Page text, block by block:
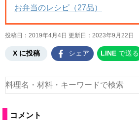
お弁当のレシピ（27品）
投稿日：2019年4月4日 更新日： 2023年9月22日
X に投稿 シェア LINE で送る
コメント